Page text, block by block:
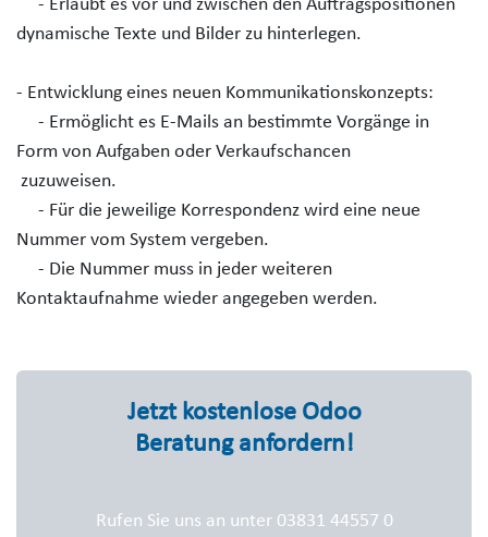
- Erlaubt es vor und zwischen den Auftragspositionen
dynamische Texte und Bilder zu hinterlegen.
- Entwicklung eines neuen Kommunikationskonzepts:
- Ermöglicht es E-Mails an bestimmte Vorgänge in
Form von Aufgaben oder Verkaufschancen
zuzuweisen.
- Für die jeweilige Korrespondenz wird eine neue
Nummer vom System vergeben.
- Die Nummer muss in jeder weiteren
Kontaktaufnahme wieder angegeben werden.
Jetzt kostenlose Odoo
Beratung anfordern!
Rufen Sie uns an unter 03831 44557 0